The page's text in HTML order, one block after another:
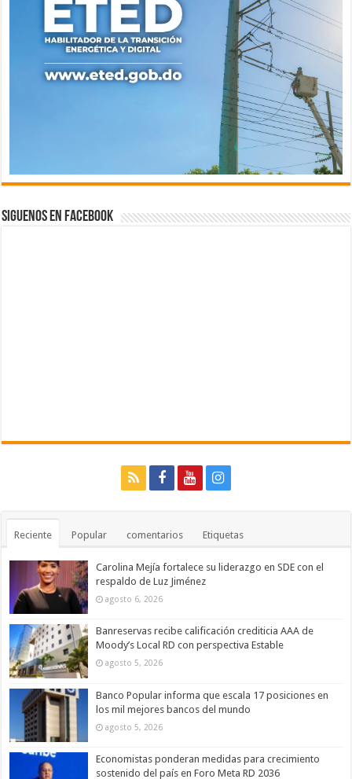
Siguenos en Facebook
Reciente Popular comentarios Etiquetas
Carolina Mejía fortalece su liderazgo en SDE con el
respaldo de Luz Jiménez
agosto 6, 2026
Banreservas recibe calificación crediticia AAA de
Moody’s Local RD con perspectiva Estable
agosto 5, 2026
Banco Popular informa que escala 17 posiciones en
los mil mejores bancos del mundo
agosto 5, 2026
Economistas ponderan medidas para crecimiento
sostenido del país en Foro Meta RD 2036